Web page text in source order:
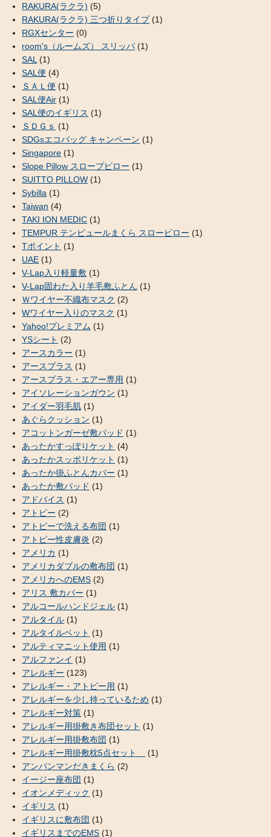
RAKURA(ラクラ) (5)
RAKURA(ラクラ) 三つ折りタイプ(1)
RGXセンター (0)
room's（ルームズ） スリッパ (1)
SAL (1)
SAL便 (4)
ＳＡＬ便 (1)
SAL便Air (1)
SAL便のイギリス (1)
ＳＤＧｓ (1)
SDGsエコバッグ キャンペーン (1)
Singapore (1)
Slope Pillow スロープピロー (1)
SUITTO PILLOW (1)
Sybilla (1)
Taiwan (4)
TAKI ION MEDIC (1)
TEMPUR テンピュールまくら スローピロー (1)
Tポイント (1)
UAE (1)
V-Lap入り軽量敷 (1)
V-Lap固わた入り羊毛敷ふとん (1)
Ｗワイヤー不織布マスク (2)
Wワイヤー入りのマスク (1)
Yahoo!プレミアム (1)
YSシート (2)
アースカラー (1)
アースプラス (1)
アースプラス・エアー専用 (1)
アイソレーションガウン (1)
アイダー羽毛肌 (1)
あぐらクッション (1)
アコットンガーゼ敷パッド (1)
あったかすっぽりケット (4)
あったかスッポリケット (1)
あったか掛ふとんカバー (1)
あったか敷パッド (1)
アドバイス (1)
アトピー (2)
アトピーで洗える布団 (1)
アトピー性皮膚炎 (2)
アメリカ (1)
アメリカダブルの敷布団 (1)
アメリカへのEMS (2)
アリス 敷カバー (1)
アルコールハンドジェル (1)
アルタイル (1)
アルタイルベット (1)
アルティマニット使用 (1)
アルファンイ (1)
アレルギー (123)
アレルギー・アトピー用 (1)
アレルギーを少し持っているため (1)
アレルギー対策 (1)
アレルギー用掛敷き布団セット (1)
アレルギー用掛敷布団 (1)
アレルギー用掛敷枕5点セット
(1)
アンパンマンだきまくら (2)
イージー座布団 (1)
イオンメディック (1)
イギリス (1)
イギリスに敷布団 (1)
イギリスまでのEMS (1)